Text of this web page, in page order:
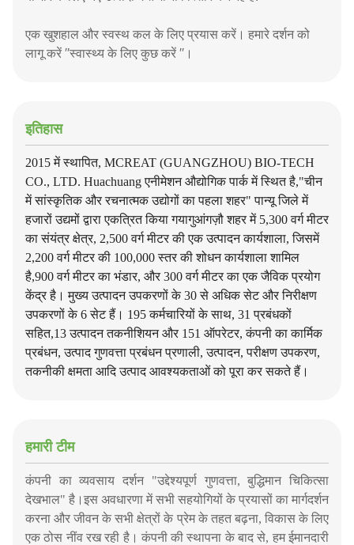
एक खुशहाल और स्वस्थ कल के लिए प्रयास करें। हमारे दर्शन को
लागू करें ′′स्वास्थ्य के लिए कुछ करें ′′।
इतिहास
2015 में स्थापित, MCREAT (GUANGZHOU) BIO-TECH
CO., LTD. Huachuang एनीमेशन औद्योगिक पार्क में स्थित है,"चीन
में सांस्कृतिक और रचनात्मक उद्योगों का पहला शहर" पान्यू जिले में
हजारों उद्यमों द्वारा एकत्रित किया गयागुआंगज़ौ शहर में 5,300 वर्ग मीटर
का संयंत्र क्षेत्र, 2,500 वर्ग मीटर की एक उत्पादन कार्यशाला, जिसमें
2,200 वर्ग मीटर की 100,000 स्तर की शोधन कार्यशाला शामिल
है,900 वर्ग मीटर का भंडार, और 300 वर्ग मीटर का एक जैविक प्रयोग
केंद्र है। मुख्य उत्पादन उपकरणों के 30 से अधिक सेट और निरीक्षण
उपकरणों के 6 सेट हैं। 195 कर्मचारियों के साथ, 31 प्रबंधकों
सहित,13 उत्पादन तकनीशियन और 151 ऑपरेटर, कंपनी का कार्मिक
प्रबंधन, उत्पाद गुणवत्ता प्रबंधन प्रणाली, उत्पादन, परीक्षण उपकरण,
तकनीकी क्षमता आदि उत्पाद आवश्यकताओं को पूरा कर सकते हैं।
हमारी टीम
कंपनी का व्यवसाय दर्शन "उद्देश्यपूर्ण गुणवत्ता, बुद्धिमान चिकित्सा
देखभाल" है।इस अवधारणा में सभी सहयोगियों के प्रयासों का मार्गदर्शन
करना और जीवन के सभी क्षेत्रों के प्रेम के तहत बढ़ना, विकास के लिए
एक ठोस नींव रख रही है। कंपनी की स्थापना के बाद से, हम ईमानदारी